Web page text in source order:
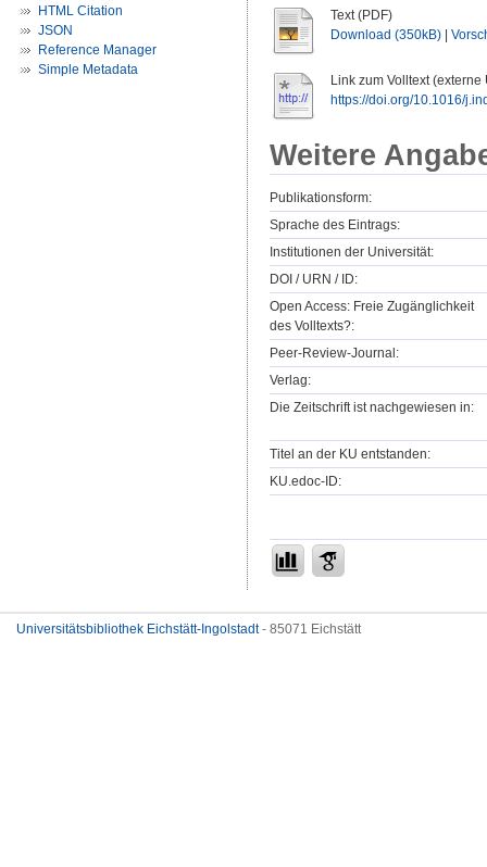
HTML Citation
JSON
Reference Manager
Simple Metadata
Text (PDF)
Download (350kB)
Link zum Volltext (externe
https://doi.org/10.1016/
Weitere
Publikationsform:
Sprache des Eintrags:
Institutionen der Universität:
DOI / URN / ID:
Open Access: Freie Zugänglichkeit
des Volltexts?:
Peer-Review-Journal:
Verlag:
Die Zeitschrift ist nachgewiesen in:
Titel an der KU entstanden:
KU.edoc-ID:
Universitätsbibliothek Eichstätt-Ingolstadt- 85071 Eichstätt